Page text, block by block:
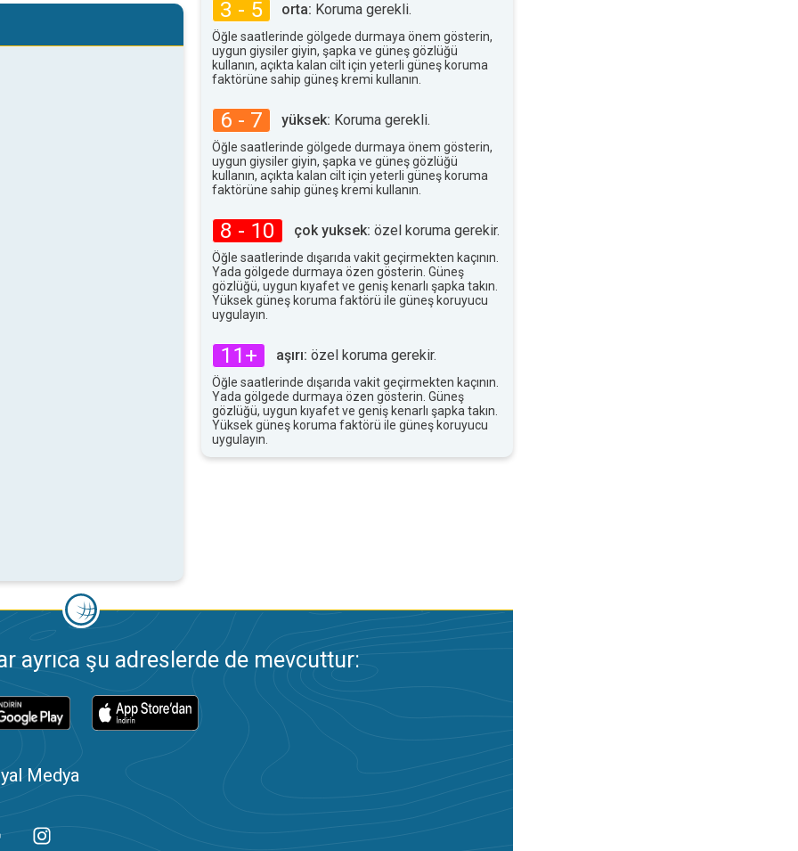
3 3 - 5 orta: Koruma gerekli.
Öğle saatlerinde gölgede durmaya önem gösterin,
uygun giysiler giyin, şapka ve güneş gözlüğü
kullanın, açıkta kalan cilt için yeterli güneş koruma
faktörüne sahip güneş kremi kullanın.
6 - 7 yüksek: Koruma gerekli.
Öğle saatlerinde gölgede durmaya önem gösterin,
uygun giysiler giyin, şapka ve güneş gözlüğü
kullanın, açıkta kalan cilt için yeterli güneş koruma
faktörüne sahip güneş kremi kullanın.
8 - 10 çok yuksek: özel koruma gerekir.
Öğle saatlerinde dışarıda vakit geçirmekten kaçının.
Yada gölgede durmaya özen gösterin. Güneş
gözlüğü, uygun kıyafet ve geniş kenarlı şapka takın.
Yüksek güneş koruma faktörü ile güneş koruyucu
uygulayın.
11+ aşırı: özel koruma gerekir.
Öğle saatlerinde dışarıda vakit geçirmekten kaçının.
Yada gölgede durmaya özen gösterin. Güneş
gözlüğü, uygun kıyafet ve geniş kenarlı şapka takın.
Yüksek güneş koruma faktörü ile güneş koruyucu
uygulayın.
ayrıca şu adreslerde de mevcuttur:
Medya